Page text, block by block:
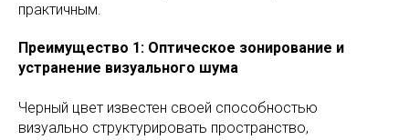
практичным.
Преимущество 1: Оптическое зонирование и
устранение визуального шума
Черный цвет известен своей способностью
визуально структурировать пространство,